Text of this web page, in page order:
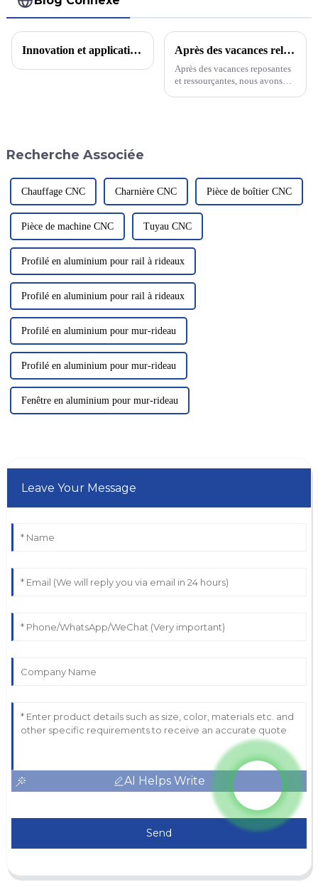
Innovation et application des matériaux en alliage d'aluminium dans le domaine des véhicules à énergie nouvelle Après des vacances relaxantes et ressourçantes
Après des vacances reposantes
et ressourçantes, nous avons
Recherche Associée
Chauffage CNC Charnière CNC Pièce de boîtier CNC
Pièce de machine CNC Tuyau CNC
Profilé en aluminium pour rail à rideaux
Profilé en aluminium pour rail à rideaux
Profilé en aluminium pour mur-rideau
Profilé en aluminium pour mur-rideau
Fenêtre en aluminium pour mur-rideau
Leave Your Message
AI Helps Write
Send